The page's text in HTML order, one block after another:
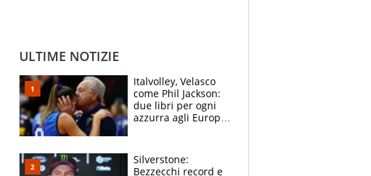
ULTIME NOTIZIE
Italvolley, Velasco
come Phil Jackson:
due libri per ogni
azzurra agli Europei.
Silverstone:
Bezzecchi record e